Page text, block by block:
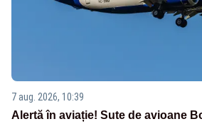
7 aug. 2026, 10:39
Alertă în aviație! Sute de avioane